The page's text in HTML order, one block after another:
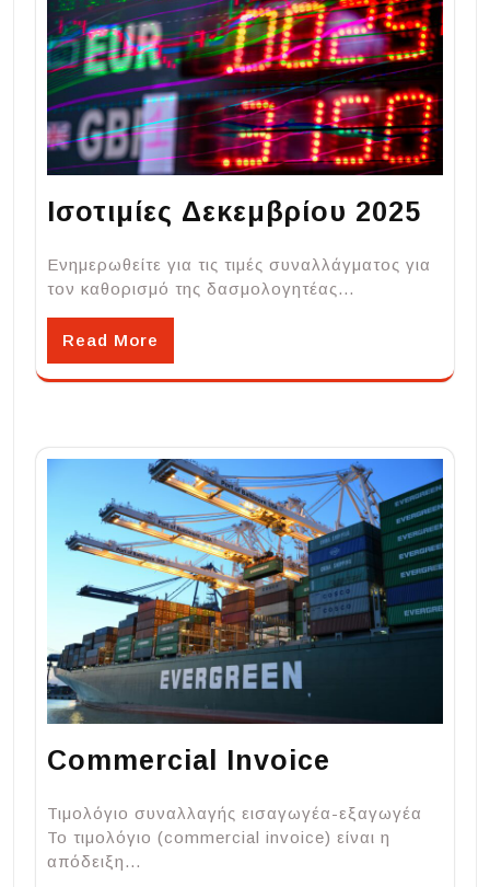
Ισοτιμίες Δεκεμβρίου 2025
Ενημερωθείτε για τις τιμές συναλλάγματος για
τον καθορισμό της δασμολογητέας…
Read More
Commercial Invoice
Τιμολόγιο συναλλαγής εισαγωγέα-εξαγωγέα
Το τιμολόγιο (commercial invoice) είναι η
απόδειξη…